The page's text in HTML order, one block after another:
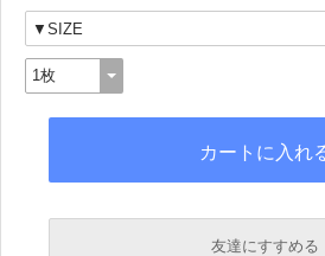
友達にすすめる